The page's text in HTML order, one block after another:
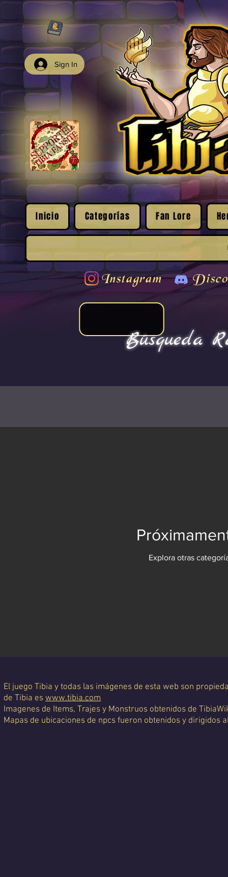
Sign In
Inicio Categorías Fan Lore
Instagram
Búsqueda
Explora otras
El juego Tibia y todas las imágenes de esta web son
de Tibia es www.tibia.com
Imagenes de Items, Trajes y Monstruos obtenidos de
Mapas de ubicaciones de npcs fueron obtenidos y dirigidos